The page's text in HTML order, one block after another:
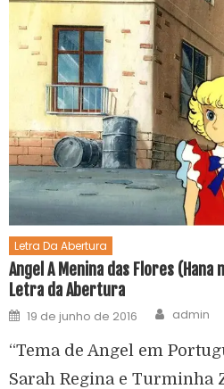
Letra Da Abertura
Angel A Menina das Flores (Hana
Letra da Abertura
19 de junho de 2016 admin
“Tema de Angel em
Sarah Regina e Turminha